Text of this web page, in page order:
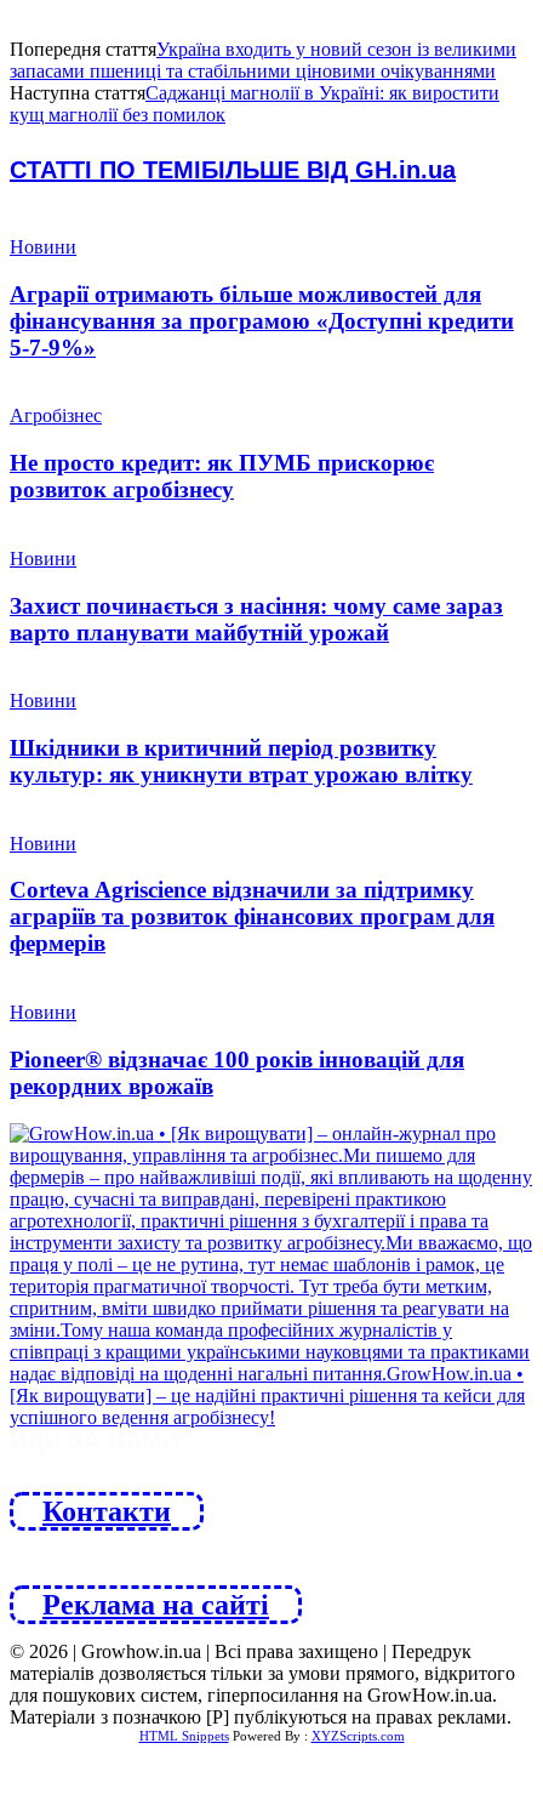
Попередня статтяУкраїна входить у новий сезон із великими
запасами пшениці та стабільними ціновими очікуваннями
Наступна статтяСаджанці магнолії в Україні: як виростити
кущ магнолії без помилок
СТАТТІ ПО ТЕМІБІЛЬШЕ ВІД GH.in.ua
Новини
Аграрії отримають більше можливостей для
фінансування за програмою «Доступні кредити
5-7-9%»
Агробізнес
Не просто кредит: як ПУМБ прискорює
розвиток агробізнесу
Новини
Захист починається з насіння: чому саме зараз
варто планувати майбутній урожай
Новини
Шкідники в критичний період розвитку
культур: як уникнути втрат урожаю влітку
Новини
Corteva Agriscience відзначили за підтримку
аграріїв та розвиток фінансових програм для
фермерів
Новини
Pioneer® відзначає 100 років інновацій для
рекордних врожаїв
Контакти
Реклама на сайті
© 2026 | Growhow.in.ua | Всі права захищено | Передрук
матеріалів дозволяється тільки за умови прямого, відкритого
для пошукових систем, гіперпосилання на GrowHow.in.ua.
Матеріали з позначкою [Р] публікуються на правах реклами.
HTML SnippetsPowered By : XYZScripts.com